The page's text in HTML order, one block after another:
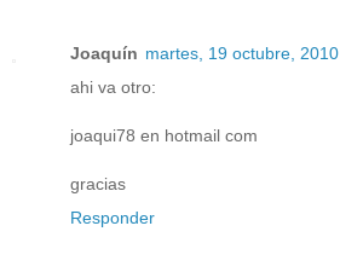
Joaquín martes, 19 octubre, 2010
ahi va otro:
joaqui78 en hotmail com
gracias
Responder